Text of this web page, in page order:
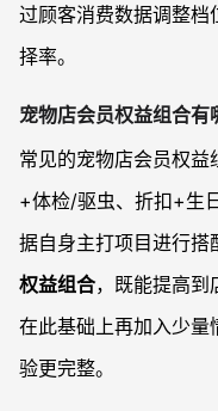
过顾客消费数据调整档
择率。
宠物店会员权益组合有
常见的宠物店会员权
+体检/驱虫、折扣+生
据自身主打项目进行搭
权益组合，既能提高到
在此基础上再加入少量
验更完整。